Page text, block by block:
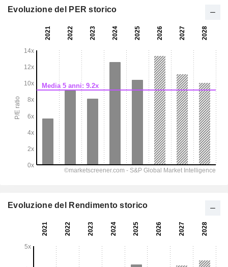
Evoluzione del PER storico
Evoluzione del Rendimento storico